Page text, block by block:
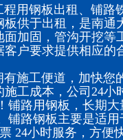
钢板出租、铺路
供于出租，是南通
加固，管沟开挖等
户要求提供相应的
工便道，加快您
工成本，公司24小
路用钢板，长期
铺路钢板主要是适
24小时服务，方便